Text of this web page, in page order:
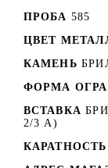
ПРОБА 585
ЦВЕТ
КАМЕНЬ
ФОРМА
ВСТАВКА
2/3 А)
КАРАТНОСТЬ